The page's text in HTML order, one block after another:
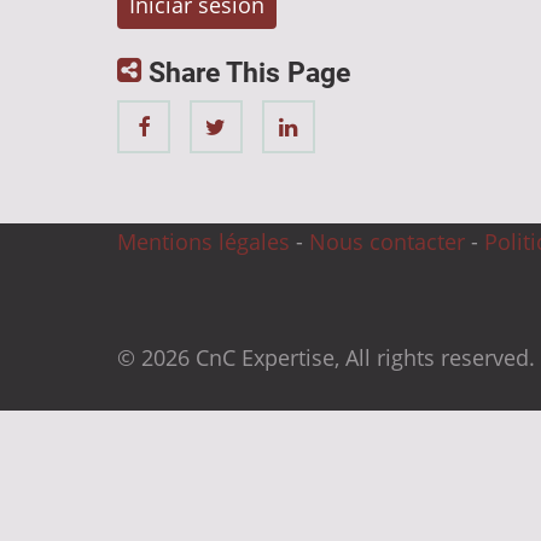
Share This Page
Mentions légales - Nous contacter -
© 2026 CnC Expertise, All rights reserved.